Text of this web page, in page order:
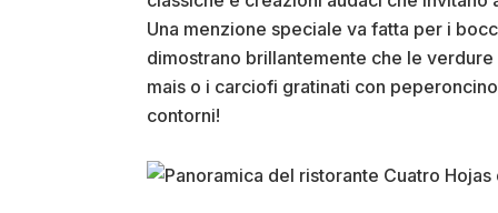
Una menzione speciale va fatta per i
dimostrano brillantemente che le
mais o i carciofi gratinati con
contorni!